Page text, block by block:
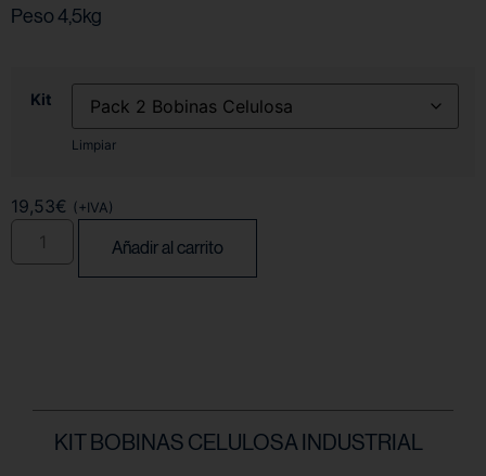
Peso 4,5kg
Kit
Limpiar
19,53€ (+IVA)
Añadir al carrito
KIT BOBINAS CELULOSA INDUSTRIAL